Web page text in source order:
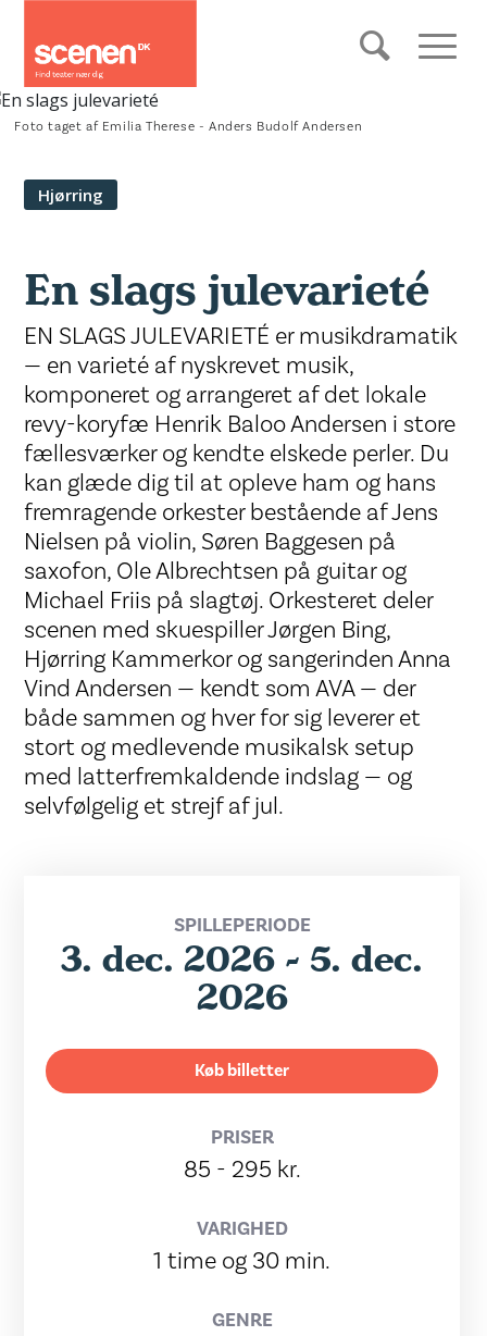
Foto taget af Emilia Therese - Anders Budolf Andersen
Hjørring
En slags julevarieté
EN SLAGS JULEVARIETÉ er musikdramatik
— en varieté af nyskrevet musik,
komponeret og arrangeret af det lokale
revy-koryfæ Henrik Baloo Andersen i store
fællesværker og kendte elskede perler. Du
kan glæde dig til at opleve ham og hans
fremragende orkester bestående af Jens
Nielsen på violin, Søren Baggesen på
saxofon, Ole Albrechtsen på guitar og
Michael Friis på slagtøj. Orkesteret deler
scenen med skuespiller Jørgen Bing,
Hjørring Kammerkor og sangerinden Anna
Vind Andersen — kendt som AVA — der
både sammen og hver for sig leverer et
stort og medlevende musikalsk setup
med latterfremkaldende indslag — og
selvfølgelig et strejf af jul.
SPILLEPERIODE
3. dec. 2026 - 5. dec.
2026
Køb billetter
PRISER
85 - 295 kr.
VARIGHED
1 time og 30 min.
GENRE